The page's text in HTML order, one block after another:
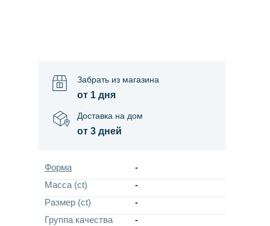
от 3 дней
Доставка на дом
от 1 дня
Забрать из магазина
Форма
-
Масса (ct)
-
Размер (ct)
-
Группа качества
-